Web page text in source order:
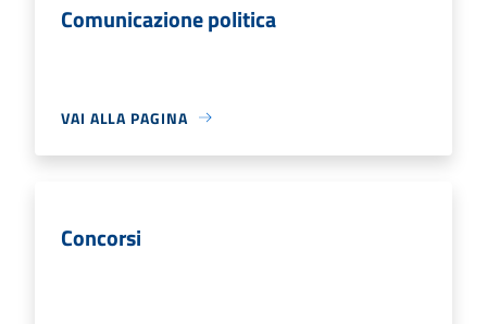
Comunicazione politica
VAI ALLA PAGINA
Concorsi